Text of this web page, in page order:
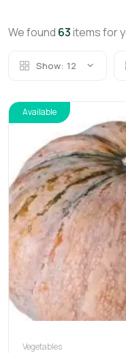
We found 63items for
Show: 12
Available
Vegetables